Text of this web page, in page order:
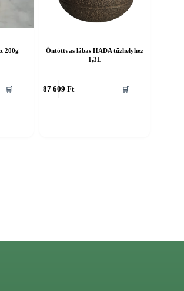
200g
🛒
Öntöttvas lábas HADA tűzhelyhez
1,3L
87 609 Ft 🛒